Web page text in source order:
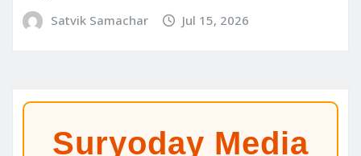
Satvik Samachar Jul 15, 2026
Suryoday Media